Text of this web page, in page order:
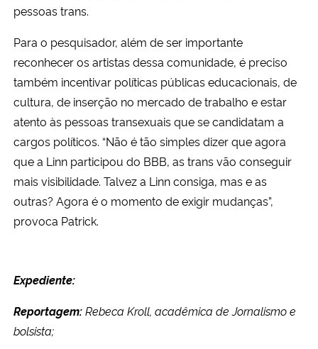
pessoas trans.
Para o pesquisador, além de ser importante
reconhecer os artistas dessa comunidade, é preciso
também incentivar políticas públicas educacionais, de
cultura, de inserção no mercado de trabalho e estar
atento às pessoas transexuais que se candidatam a
cargos políticos. “Não é tão simples dizer que agora
que a Linn participou do BBB, as trans vão conseguir
mais visibilidade. Talvez a Linn consiga, mas e as
outras? Agora é o momento de exigir mudanças”,
provoca Patrick.
Expediente:
Reportagem:Rebeca Kroll, acadêmica de Jornalismo e
bolsista;